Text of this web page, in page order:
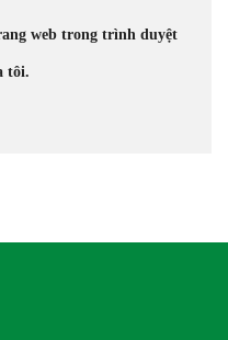
web trong trình duyệt
tôi.